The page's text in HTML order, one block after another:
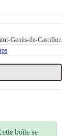
Genès-de-Castillon
boîte se